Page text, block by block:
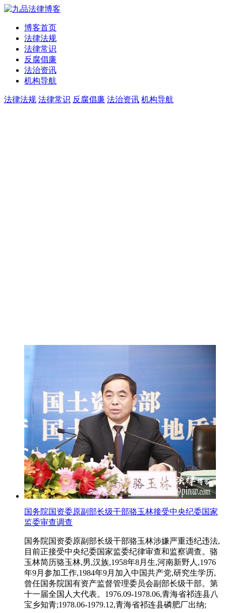
博客首页
法律法规
法律常识
反腐倡廉
法治资讯
机构导航
法律法规 法律常识 反腐倡廉 法治资讯 机构导航
国务院国资委原副部长级干部骆玉林接受中央纪委国家
监委审查调查
国务院国资委原副部长级干部骆玉林涉嫌严重违纪违法,
目前正接受中央纪委国家监委纪律审查和监察调查。骆
玉林简历骆玉林,男,汉族,1958年8月生,河南新野人,1976
年9月参加工作,1984年9月加入中国共产党,研究生学历,
曾任国务院国有资产监督管理委员会副部长级干部。第
十一届全国人大代表。1976.09-1978.06,青海省祁连县八
宝乡知青;1978.06-1979.12,青海省祁连县磷肥厂出纳;